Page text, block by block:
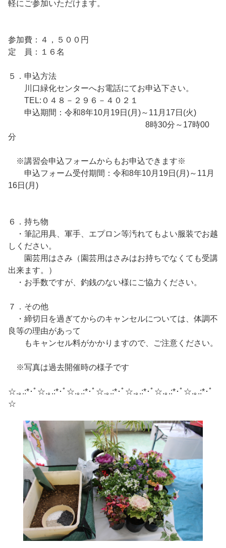
軽にご参加いただけます。
参加費：４，５００円
定 員：１６名
５．申込方法
川口緑化センターへお電話にてお申込下さい。
TEL:０４８－２９６－４０２１
申込期間：令和8年10月19日(月)～11月17日(火)
8時30分～17時00
分
※講習会申込フォームからもお申込できます※
申込フォーム受付期間：令和8年10月19日(月)～11月
16日(月)
６．持ち物
・筆記用具、軍手、エプロン等汚れてもよい服装でお越
しください。
園芸用はさみ（園芸用はさみはお持ちでなくても受講
出来ます。）
・お手数ですが、釣銭のない様にご協力ください。
７．その他
・締切日を過ぎてからのキャンセルについては、体調不
良等の理由があって
もキャンセル料がかかりますので、ご注意ください。
※写真は過去開催時の様子です
☆.｡.:*･ﾟ☆.｡.:*･ﾟ☆.｡.:*･ﾟ☆.｡.:*･ﾟ☆.｡.:*･ﾟ☆.｡.:*･ﾟ☆.｡.:*･ﾟ
☆